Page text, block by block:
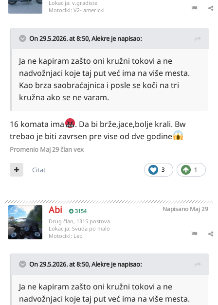
Lokacija: v.gradiste
Motocikl: V2- americki
On 29.5.2026. at 8:50,Alekreje napisao:
Ja ne kapiram zašto oni kružni tokovi a ne
nadvožnjaci koje taj put već ima na više mesta.
Kao brza saobraćajnica i posle se koči na tri
kružna ako se ne varam.
16 komata ima
. Da bi brže,jace,bolje krali. Bw
trebao je biti zavrsen pre vise od dve godine
Promenio Maj 29član vex
3 1
Citat
Abi 3154 Napisano Maj 29
Drug član, 1315 postova
Lokacija: Svuda po malo
Motocikl: Lep
On 29.5.2026. at 8:50,Alekreje napisao:
Ja ne kapiram zašto oni kružni tokovi a ne
nadvožnjaci koje taj put već ima na više mesta.